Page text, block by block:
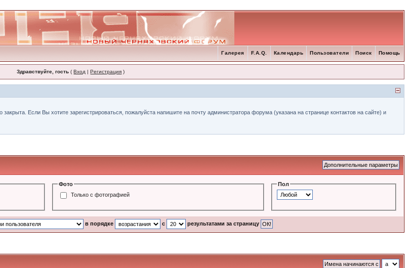
Помощь
Поиск
Пользователи
Календарь
F.A.Q.
Галерея
Здравствуйте, гость (Вход |Регистрация )
Если Вы хотите зарегистрироваться, пожалуйста напишите на почту администратора форума (указана на странице контактов на сайте) и
Фото
Только с фотографией
Пол
в порядке с результатами за страницу